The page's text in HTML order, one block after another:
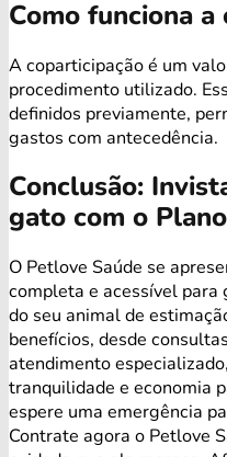
Como funciona
A coparticipação é um
procedimento utilizado.
definidos previamente,
gastos com antecedência.
Conclusão:
gato com o
O Petlove Saúde se
completa e acessível
do seu animal de
benefícios, desde
atendimento
tranquilidade e economia
espere uma emergência
Contrate agora o Petlove